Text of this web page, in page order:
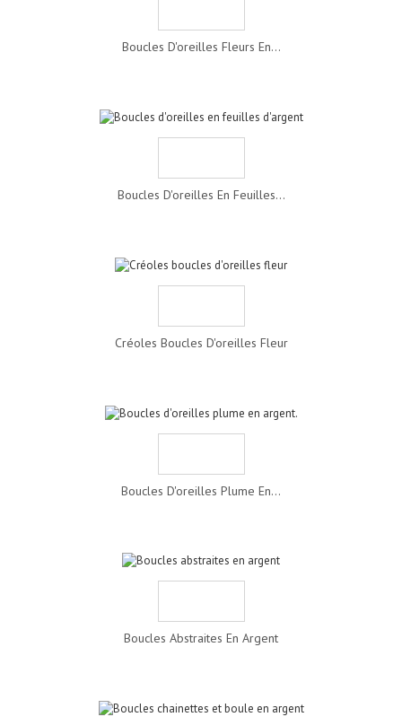
Boucles D'oreilles Fleurs En...
Boucles D'oreilles En Feuilles...
Créoles Boucles D'oreilles Fleur
Boucles D'oreilles Plume En...
Boucles Abstraites En Argent